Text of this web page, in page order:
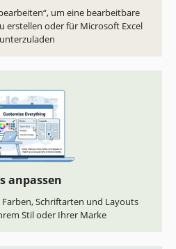
um eine bearbeitbare
erstellen oder für Microsoft Excel
anpassen
Farben, Schriftarten und Layouts
Stil oder Ihrer Marke